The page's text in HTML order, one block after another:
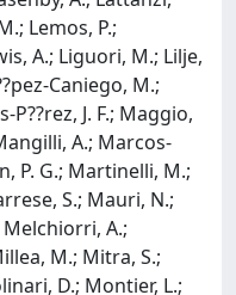
Lemos, P.;
A.; Liguori, M.; Lilje,
Caniego, M.;
P??rez, J. F.; Maggio,
A.; Marcos-
P. G.; Martinelli, M.;
S.; Mauri, N.;
Melchiorri, A.;
M.; Mitra, S.;
D.; Montier, L.;